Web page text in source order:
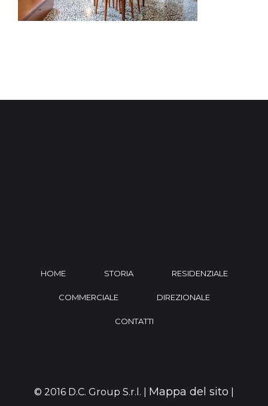
HOME STORIA RESIDENZIALE
COMMERCIALE DIREZIONALE
CONTATTI
© 2016 D.C. Group S.r.l. | Mappa del sito